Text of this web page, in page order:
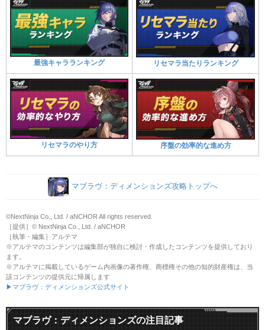
最強キャラランキング リセマラ当たりランキング
リセマラのやり方 序盤の効率的な進め方
マブラヴ：ディメンションズ攻略トップへ
©NextNinja Co., Ltd. / aNCHOR All rights reserved.
［提供］© NextNinja Co., Ltd. / aNCHOR
［執筆・編集］アルテマ
※アルテマのコンテンツは編集部が独自に検討・作成したコンテンツを提供しており
ます。
※アルテマに掲載しているゲーム内画像の著作権、商標権その他の知的財産権は、当
該コンテンツの提供元に帰属します
▶マブラヴ：ディメンションズ公式サイト
マブラヴ：ディメンションズの注目記事